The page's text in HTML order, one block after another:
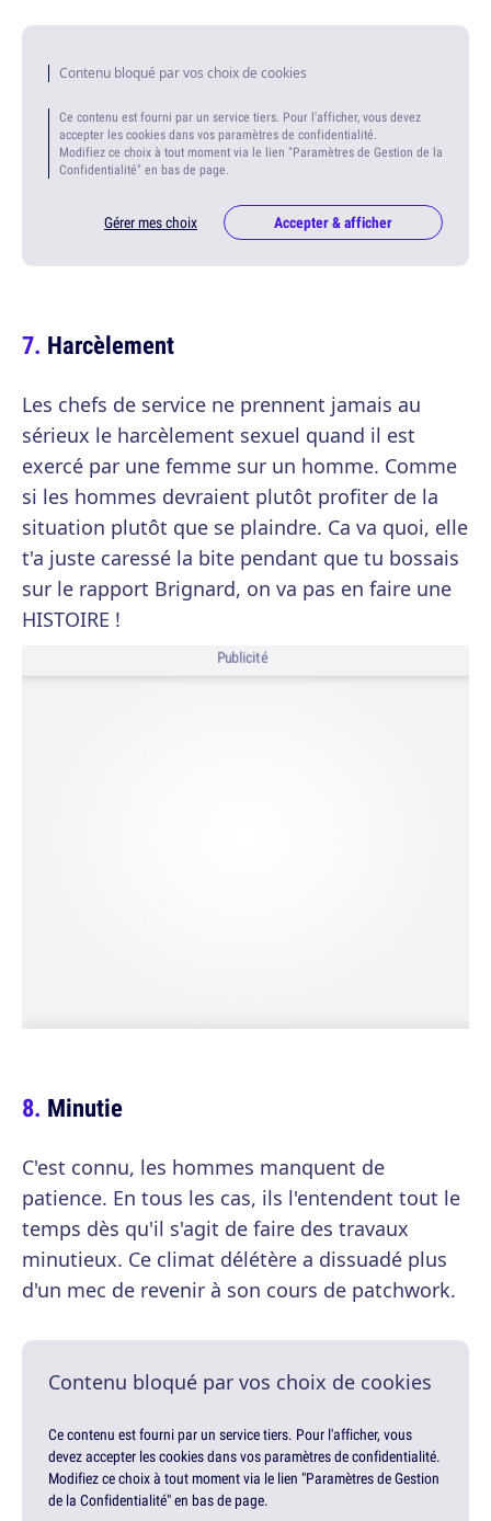
Contenu bloqué par vos choix de cookies
Ce contenu est fourni par un service tiers. Pour l'afficher, vous devez
accepter les cookies dans vos paramètres de confidentialité.
Modifiez ce choix à tout moment via le lien "Paramètres de Gestion de la
Confidentialité" en bas de page.
Gérer mes choix Accepter & afficher
Harcèlement
Les chefs de service ne prennent jamais au
sérieux le harcèlement sexuel quand il est
exercé par une femme sur un homme. Comme
si les hommes devraient plutôt profiter de la
situation plutôt que se plaindre. Ca va quoi, elle
t'a juste caressé la bite pendant que tu bossais
sur le rapport Brignard, on va pas en faire une
HISTOIRE !
Publicité
Minutie
C'est connu, les hommes manquent de
patience. En tous les cas, ils l'entendent tout le
temps dès qu'il s'agit de faire des travaux
minutieux. Ce climat délétère a dissuadé plus
d'un mec de revenir à son cours de patchwork.
Contenu bloqué par vos choix de cookies
Ce contenu est fourni par un service tiers. Pour l'afficher, vous
devez accepter les cookies dans vos paramètres de confidentialité.
Modifiez ce choix à tout moment via le lien "Paramètres de Gestion
de la Confidentialité" en bas de page.